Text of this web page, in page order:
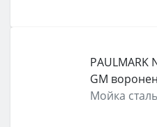
PAULMARK
GM
Мойка